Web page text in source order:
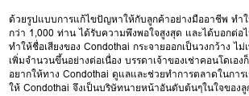
ด้วยรูปแบบการแก้ไขปัญหาให้กับลูกค้าอย่างมืออาชีพ ทำ
กว่า 1,000 ท่าน ได้รับความพึงพอใจสูงสุด และได้บอกต่อ
ทำให้ชื่อเสียงของ Condothai กระจายออกเป็นวงกว้าง ไ
เพิ่มจำนวนขึ้นอย่างต่อเนื่อง บรรดาเจ้าของเช่าคอนโดเอ
อยากให้ทาง Condothai ดูแลและช่วยทำการตลาดในกา
ให้ Condothai จึงเป็นบริษัทนายหน้าอันดับต้นๆในใจของลู